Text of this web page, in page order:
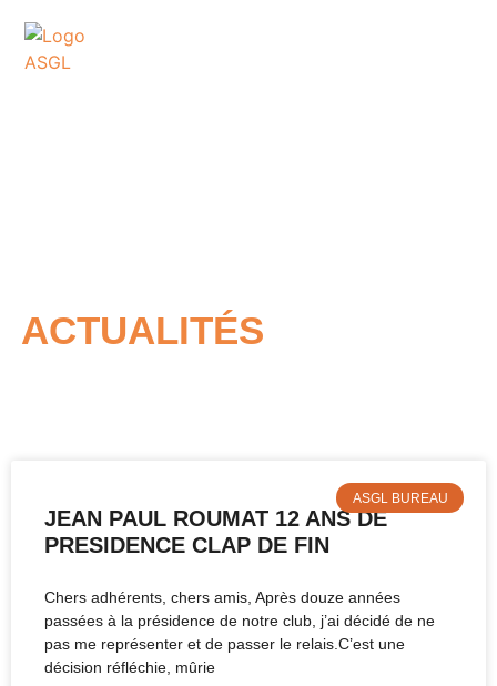
ACTUALITÉS
ASGL BUREAU
JEAN PAUL ROUMAT 12 ANS DE
PRESIDENCE CLAP DE FIN
Chers adhérents, chers amis, Après douze années
passées à la présidence de notre club, j’ai décidé de ne
pas me représenter et de passer le relais.C’est une
décision réfléchie, mûrie